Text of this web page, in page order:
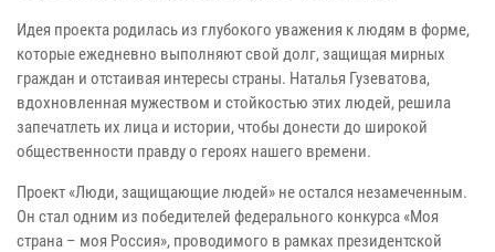
Идея проекта родилась из глубокого уважения к людям в форме,
которые ежедневно выполняют свой долг, защищая мирных
граждан и отстаивая интересы страны. Наталья Гузеватова,
вдохновленная мужеством и стойкостью этих людей, решила
запечатлеть их лица и истории, чтобы донести до широкой
общественности правду о героях нашего времени.
Проект «Люди, защищающие людей» не остался незамеченным.
Он стал одним из победителей федерального конкурса «Моя
страна – моя Россия», проводимого в рамках президентской